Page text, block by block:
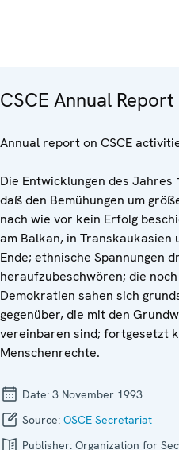
CSCE Annual Report
Annual report on CSCE
Die Entwicklungen des
daß den Bemühungen um
nach wie vor kein Erfolg
am Balkan, in Transkaukasien
Ende; ethnische Spannungen
heraufzubeschwören; die
Demokratien sahen sich
gegenüber, die mit den
vereinbaren sind; fortgesetzt
Menschenrechte.
Date: 3 November 1993
Source: OSCE Secretariat
Publisher: Organization for